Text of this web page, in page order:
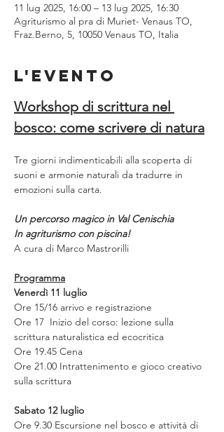
11 lug 2025, 16:00 – 13 lug 2025, 16:30
Agriturismo al pra di Muriet- Venaus TO,
Fraz.Berno, 5, 10050 Venaus TO, Italia
L'evento
Workshop di scrittura nel
bosco: come scrivere di natura
Tre giorni indimenticabili alla scoperta di
suoni e armonie naturali da tradurre in
emozioni sulla carta.
Un percorso magico in Val Cenischia
In agriturismo con piscina!
A cura di Marco Mastrorilli
Programma
Venerdì 11 luglio
Ore 15/16 arrivo e registrazione
Ore 17  Inizio del corso: lezione sulla
scrittura naturalistica ed ecocritica
Ore 19.45 Cena
Ore 21.00 Intrattenimento e gioco creativo
sulla scrittura
Sabato 12 luglio
Ore 9.30 Escursione nel bosco e attività di